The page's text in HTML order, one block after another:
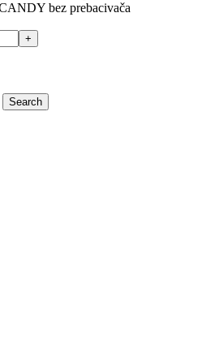
bez prebacivača
Search